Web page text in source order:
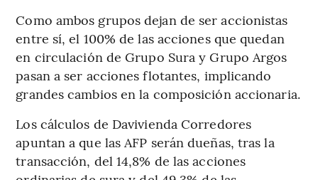
Como ambos grupos dejan de ser accionistas
entre sí, el 100% de las acciones que quedan
en circulación de Grupo Sura y Grupo Argos
pasan a ser acciones flotantes, implicando
grandes cambios en la composición accionaria.
Los cálculos de Davivienda Corredores
apuntan a que las AFP serán dueñas, tras la
transacción, del 14,8% de las acciones